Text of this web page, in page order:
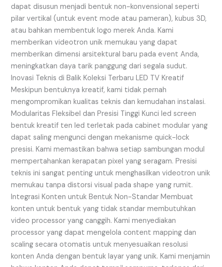
dapat disusun menjadi bentuk non-konvensional seperti
pilar vertikal (untuk event mode atau pameran), kubus 3D,
atau bahkan membentuk logo merek Anda. Kami
memberikan videotron unik memukau yang dapat
memberikan dimensi arsitektural baru pada event Anda,
meningkatkan daya tarik panggung dari segala sudut.
Inovasi Teknis di Balik Koleksi Terbaru LED TV Kreatif
Meskipun bentuknya kreatif, kami tidak pernah
mengompromikan kualitas teknis dan kemudahan instalasi.
Modularitas Fleksibel dan Presisi Tinggi Kunci led screen
bentuk kreatif ten led terletak pada cabinet modular yang
dapat saling mengunci dengan mekanisme quick-lock
presisi. Kami memastikan bahwa setiap sambungan modul
mempertahankan kerapatan pixel yang seragam. Presisi
teknis ini sangat penting untuk menghasilkan videotron unik
memukau tanpa distorsi visual pada shape yang rumit.
Integrasi Konten untuk Bentuk Non-Standar Membuat
konten untuk bentuk yang tidak standar membutuhkan
video processor yang canggih. Kami menyediakan
processor yang dapat mengelola content mapping dan
scaling secara otomatis untuk menyesuaikan resolusi
konten Anda dengan bentuk layar yang unik. Kami menjamin